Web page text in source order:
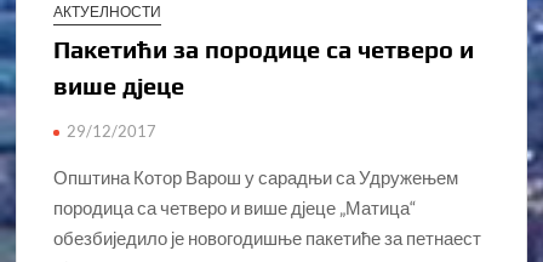
АКТУЕЛНОСТИ
Пакетићи за породице са четверо и
више дјеце
29/12/2017
Општина Котор Варош у сарадњи са Удружењем
породица са четверо и више дјеце „Матица“
обезбиједило је новогодишње пакетиће за петнаест